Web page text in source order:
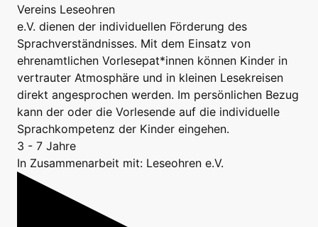
Vereins Leseohren
e.V. dienen der individuellen Förderung des
Sprachverständnisses. Mit dem Einsatz von
ehrenamtlichen Vorlesepat*innen können Kinder in
vertrauter Atmosphäre und in kleinen Lesekreisen
direkt angesprochen werden. Im persönlichen Bezug
kann der oder die Vorlesende auf die individuelle
Sprachkompetenz der Kinder eingehen.
3 - 7 Jahre
In Zusammenarbeit mit: Leseohren e.V.